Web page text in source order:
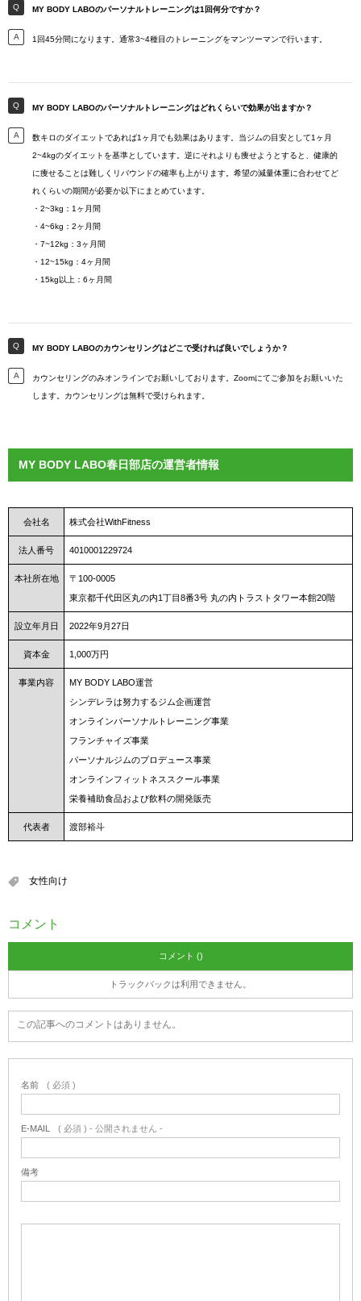
MY BODY LABOのパーソナルトレーニングは1回何分ですか？
1回45分間になります。通常3~4種目のトレーニングをマンツーマンで行います。
MY BODY LABOのパーソナルトレーニングはどれくらいで効果が出ますか？
数キロのダイエットであれば1ヶ月でも効果はあります。当ジムの目安として1ヶ月
2~4kgのダイエットを基準としています。逆にそれよりも痩せようとすると、健康的
に痩せることは難しくリバウンドの確率も上がります。希望の減量体重に合わせてど
れくらいの期間が必要か以下にまとめています。
・2~3kg：1ヶ月間
・4~6kg：2ヶ月間
・7~12kg：3ヶ月間
・12~15kg：4ヶ月間
・15kg以上：6ヶ月間
MY BODY LABOのカウンセリングはどこで受ければ良いでしょうか？
カウンセリングのみオンラインでお願いしております。Zoomにてご参加をお願いいた
します。カウンセリングは無料で受けられます。
MY BODY LABO春日部店の運営者情報
会社名 株式会社WithFitness
法人番号 4010001229724
本社所在地
〒100-0005
東京都千代田区丸の内1丁目8番3号 丸の内トラストタワー本館20階
設立年月日 2022年9月27日
資本金 1,000万円
事業内容
MY BODY LABO運営
シンデレラは努力するジム企画運営
オンラインパーソナルトレーニング事業
フランチャイズ事業
パーソナルジムのプロデュース事業
オンラインフィットネススクール事業
栄養補助食品および飲料の開発販売
代表者 渡部裕斗
女性向け
コメント
コメント ()
トラックバックは利用できません。
この記事へのコメントはありません。
名前 ( 必須 )
E-MAIL ( 必須 ) - 公開されません -
備考